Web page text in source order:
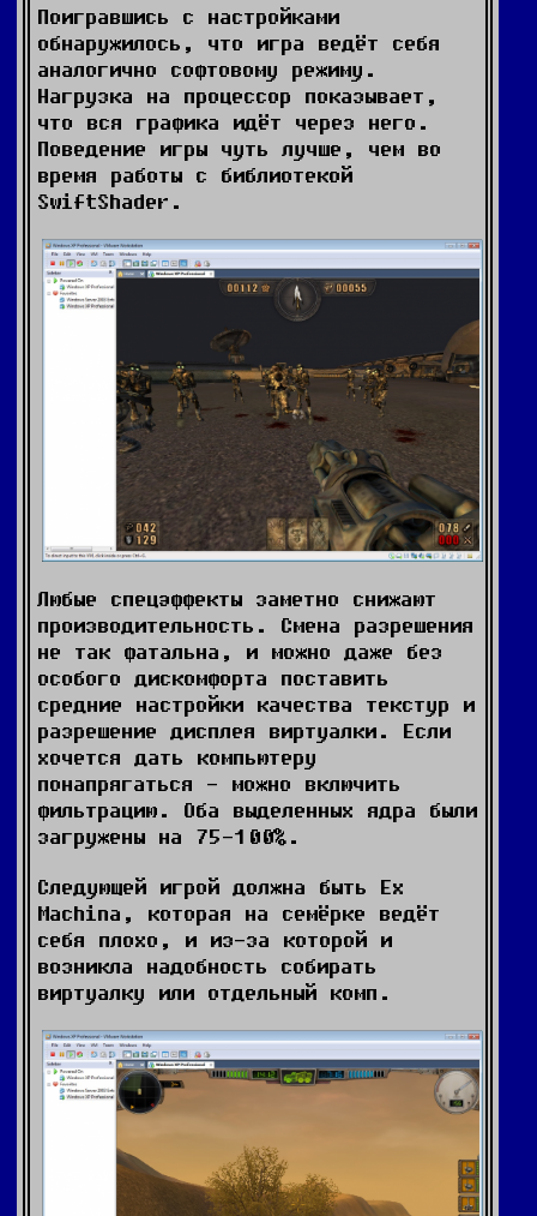
Поигравшись с настройками
обнаружилось, что игра ведёт себя
аналогично софтовому режиму.
Нагрузка на процессор показывает,
что вся графика идёт через него.
Поведение игры чуть лучше, чем во
время работы с библиотекой
SwiftShader.
Любые спецэффекты заметно снижают
производительность. Смена разрешения
не так фатальна, и можно даже без
особого дискомфорта поставить
средние настройки качества текстур и
разрешение дисплея виртуалки. Если
хочется дать компьютеру
понапрягаться - можно включить
фильтрацию. Оба выделенных ядра были
загружены на 75-100%.
Следующей игрой должна быть Ex
Machina, которая на семёрке ведёт
себя плохо, и из-за которой и
возникла надобность собирать
виртуалку или отдельный комп.